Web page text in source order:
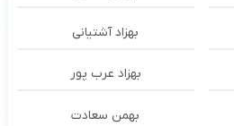
بهزاد آشتیانی
بهزاد عرب پور
بهمن سعادت